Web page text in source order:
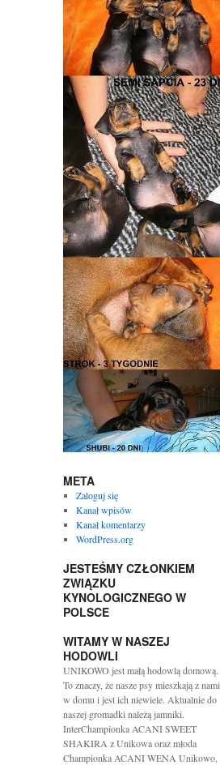
META
Zaloguj się
Kanał wpisów
Kanał komentarzy
WordPress.org
JESTEŚMY CZŁONKIEM
ZWIĄZKU
KYNOLOGICZNEGO W
POLSCE
WITAMY W NASZEJ
HODOWLI
UNIKOWO jest małą hodowlą domową.
To znaczy, że nasze psy mieszkają z nami
w domu i jest ich niewiele. Aktualnie do
naszej gromadki należą jamniki.
InterChampionka ACANI SWEET
SHAKIRA z Unikowa oraz młoda
Championka ACANI WENA Unikowo,